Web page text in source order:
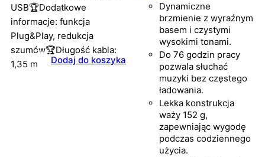
USB🏆Dodatkowe
informacje: funkcja
Plug&Play, redukcja
szumów🏆Długość kabla:
1,35 m
Dodaj do koszyka
Dynamiczne
brzmienie z wyraźnym
basem i czystymi
wysokimi tonami.
Do 76 godzin pracy
pozwala słuchać
muzyki bez częstego
ładowania.
Lekka konstrukcja
waży 152 g,
zapewniając wygodę
podczas codziennego
użycia.